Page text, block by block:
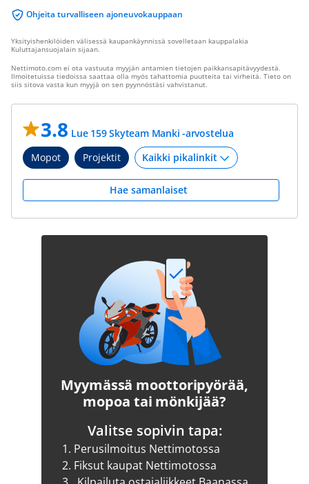
Ohjeita turvalliseen ajoneuvokauppaan
Yksityishenkilöiden välisessä kaupankäynnissä sovelletaan kauppalakia
Kuluttajansuojalain sijaan.
Nettimoto.com ei ota vastuuta myyjän antamien tietojen paikkansapitävyydestä.
Ilmoitetuissa tiedoissa saattaa olla myös tahattomia puutteita tai virheitä. Tieto on
siis sitova vasta kun myyjä on sen pyynnöstäsi vahvistanut.
3.8 Lue 159 Skyteam Manki -arvostelua
Mopot
Projektit
Hae samanlaiset
Myymässä moottoripyörää,
mopoa tai mönkijää?
Valitse sopivin tapa:
1. Perusilmoitus Nettimotossa
2. Fiksut kaupat Nettimotossa